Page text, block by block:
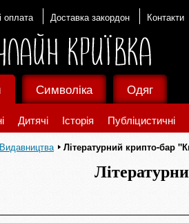
оплата Доставка закордон Контакти
Дитячі Історія Публіцистичні
Символіка Одяг
Видавництва Літературний крипто-бар